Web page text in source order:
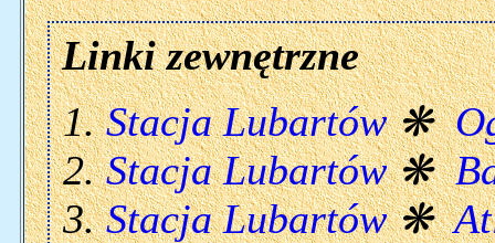
Linki zewnętrzne
Stacja Lubartów❋
Stacja Lubartów❋
Stacja Lubartów❋